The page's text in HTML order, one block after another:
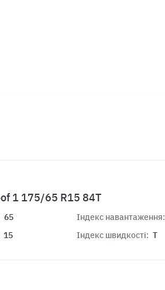
1 175/65 R15 84T
65
15
Індекс навантаження:
Індекс швидкості: T